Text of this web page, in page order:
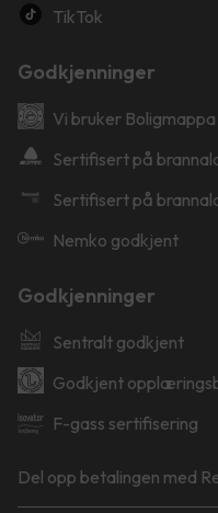
TikTok
Godkjenninger
Vi bruker Boligmappa
Sertifisert på
Sertifisert på
Nemko godkjent
Godkjenninger
Sentralt godkjent
Godkjent
F-gass sertifisering
Del opp betalingen med